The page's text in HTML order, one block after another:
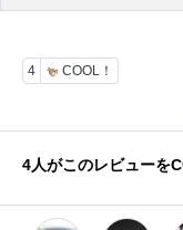
4 COOL！
4人がこのレビューを